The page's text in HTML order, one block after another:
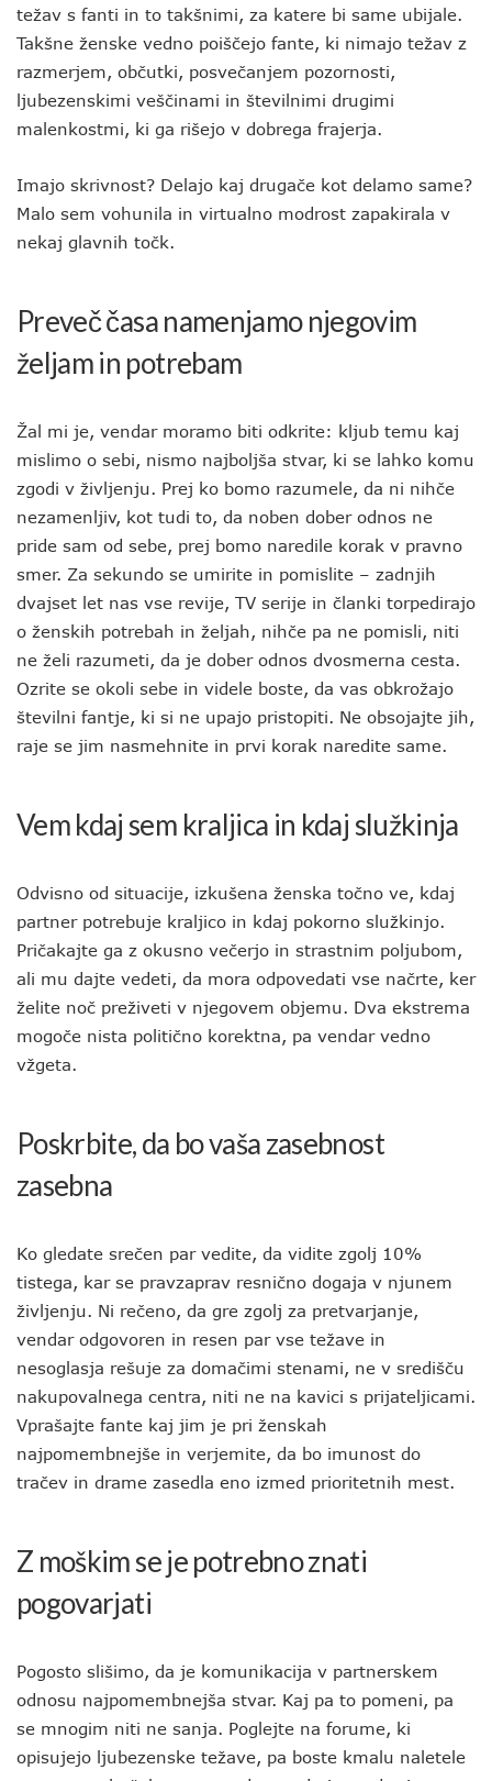
težav s fanti in to takšnimi, za katere bi same ubijale.
Takšne ženske vedno poiščejo fante, ki nimajo težav z
razmerjem, občutki, posvečanjem pozornosti,
ljubezenskimi veščinami in številnimi drugimi
malenkostmi, ki ga rišejo v dobrega frajerja.
Imajo skrivnost? Delajo kaj drugače kot delamo same?
Malo sem vohunila in virtualno modrost zapakirala v
nekaj glavnih točk.
Preveč časa namenjamo njegovim
željam in potrebam
Žal mi je, vendar moramo biti odkrite: kljub temu kaj
mislimo o sebi, nismo najboljša stvar, ki se lahko komu
zgodi v življenju. Prej ko bomo razumele, da ni nihče
nezamenljiv, kot tudi to, da noben dober odnos ne
pride sam od sebe, prej bomo naredile korak v pravno
smer. Za sekundo se umirite in pomislite – zadnjih
dvajset let nas vse revije, TV serije in članki torpedirajo
o ženskih potrebah in željah, nihče pa ne pomisli, niti
ne želi razumeti, da je dober odnos dvosmerna cesta.
Ozrite se okoli sebe in videle boste, da vas obkrožajo
številni fantje, ki si ne upajo pristopiti. Ne obsojajte jih,
raje se jim nasmehnite in prvi korak naredite same.
Vem kdaj sem kraljica in kdaj služkinja
Odvisno od situacije, izkušena ženska točno ve, kdaj
partner potrebuje kraljico in kdaj pokorno služkinjo.
Pričakajte ga z okusno večerjo in strastnim poljubom,
ali mu dajte vedeti, da mora odpovedati vse načrte, ker
želite noč preživeti v njegovem objemu. Dva ekstrema
mogoče nista politično korektna, pa vendar vedno
vžgeta.
Poskrbite, da bo vaša zasebnost
zasebna
Ko gledate srečen par vedite, da vidite zgolj 10%
tistega, kar se pravzaprav resnično dogaja v njunem
življenju. Ni rečeno, da gre zgolj za pretvarjanje,
vendar odgovoren in resen par vse težave in
nesoglasja rešuje za domačimi stenami, ne v središču
nakupovalnega centra, niti ne na kavici s prijateljicami.
Vprašajte fante kaj jim je pri ženskah
najpomembnejše in verjemite, da bo imunost do
tračev in drame zasedla eno izmed prioritetnih mest.
Z moškim se je potrebno znati
pogovarjati
Pogosto slišimo, da je komunikacija v partnerskem
odnosu najpomembnejša stvar. Kaj pa to pomeni, pa
se mnogim niti ne sanja. Poglejte na forume, ki
opisujejo ljubezenske težave, pa boste kmalu naletele